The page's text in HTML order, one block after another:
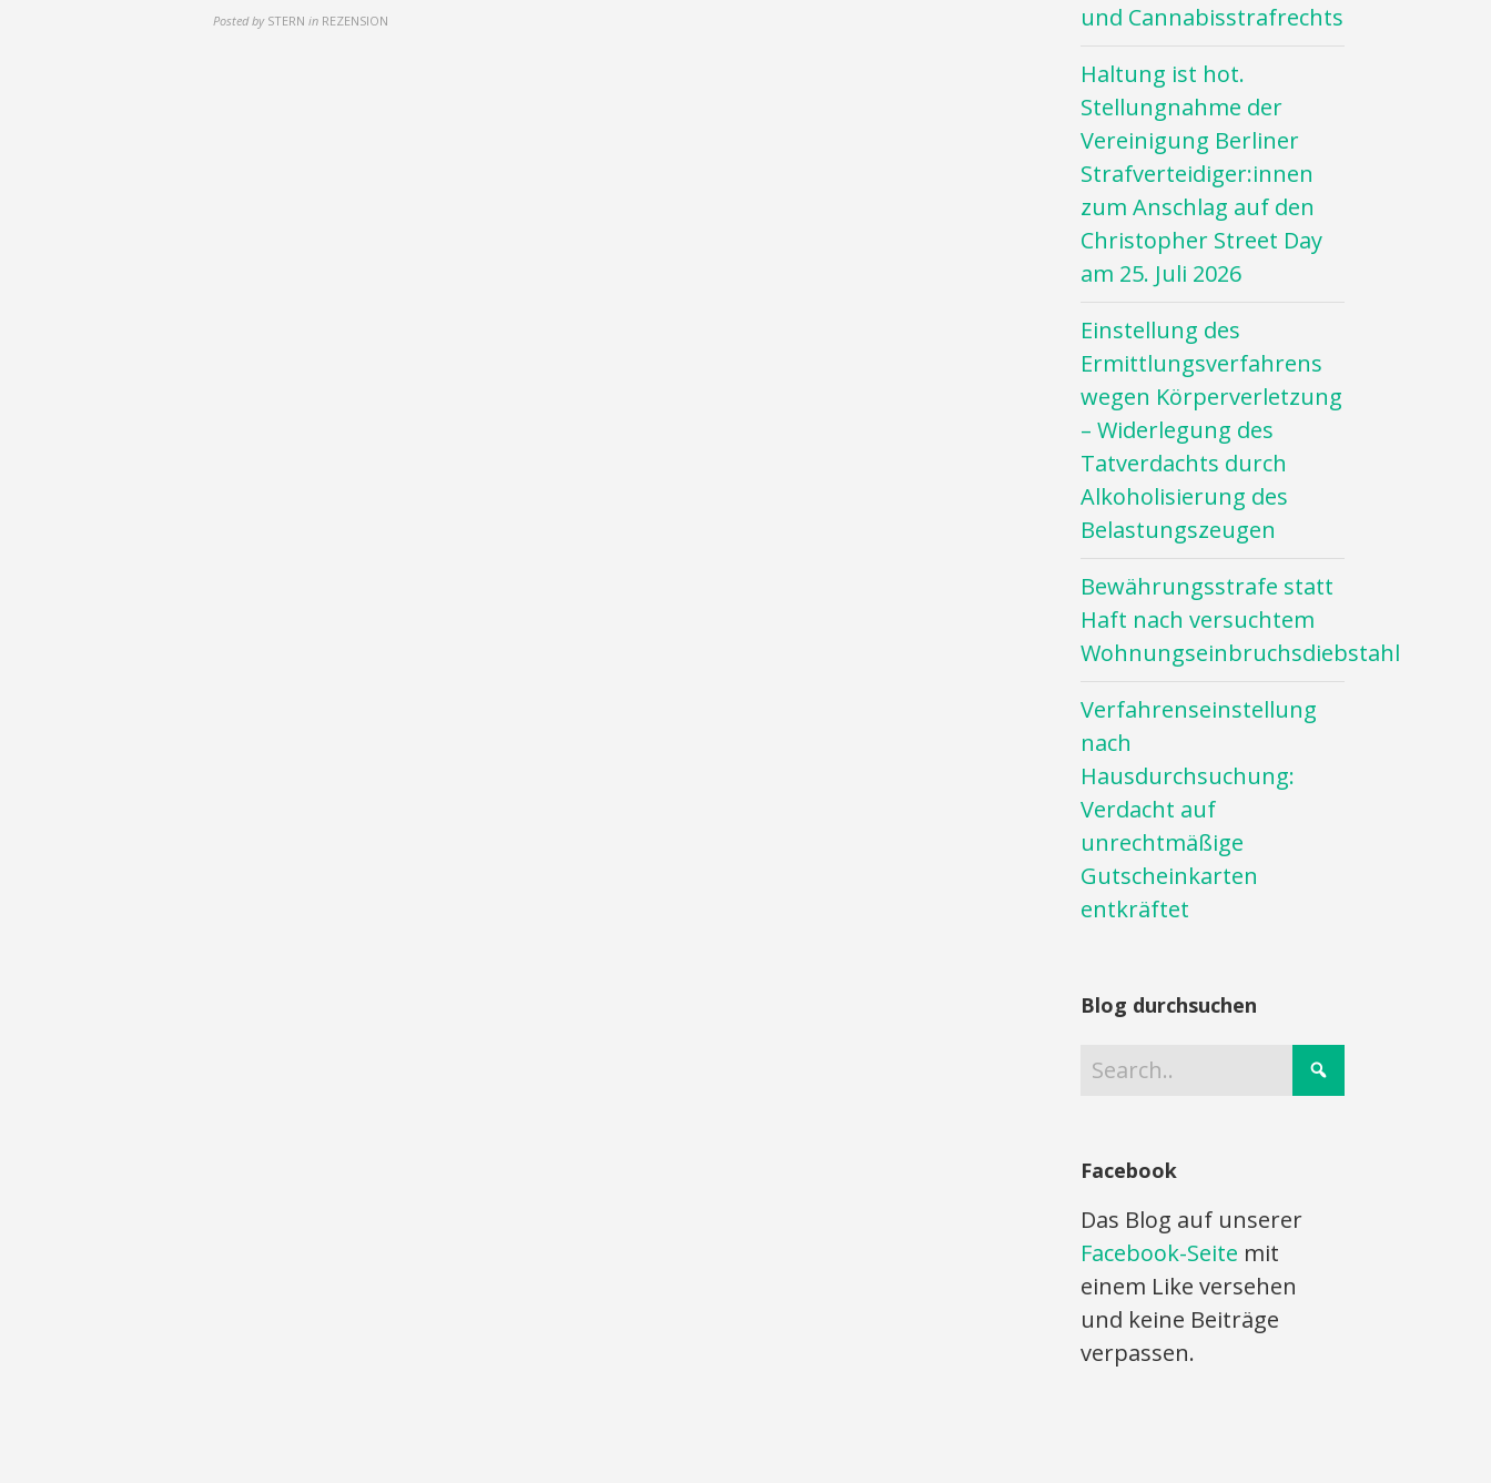
Posted by STERN in REZENSION
und Cannabisstrafrechts
Haltung ist hot.
Stellungnahme der
Vereinigung Berliner
Strafverteidiger:innen
zum Anschlag auf den
Christopher Street Day
am 25. Juli 2026
Einstellung des
Ermittlungsverfahrens
wegen Körperverletzung
– Widerlegung des
Tatverdachts durch
Alkoholisierung des
Belastungszeugen
Bewährungsstrafe statt
Haft nach versuchtem
Wohnungseinbruchsdiebstahl
Verfahrenseinstellung
nach
Hausdurchsuchung:
Verdacht auf
unrechtmäßige
Gutscheinkarten
entkräftet
Blog durchsuchen
Facebook
Das Blog auf unserer
Facebook-Seite mit
einem Like versehen
und keine Beiträge
verpassen.